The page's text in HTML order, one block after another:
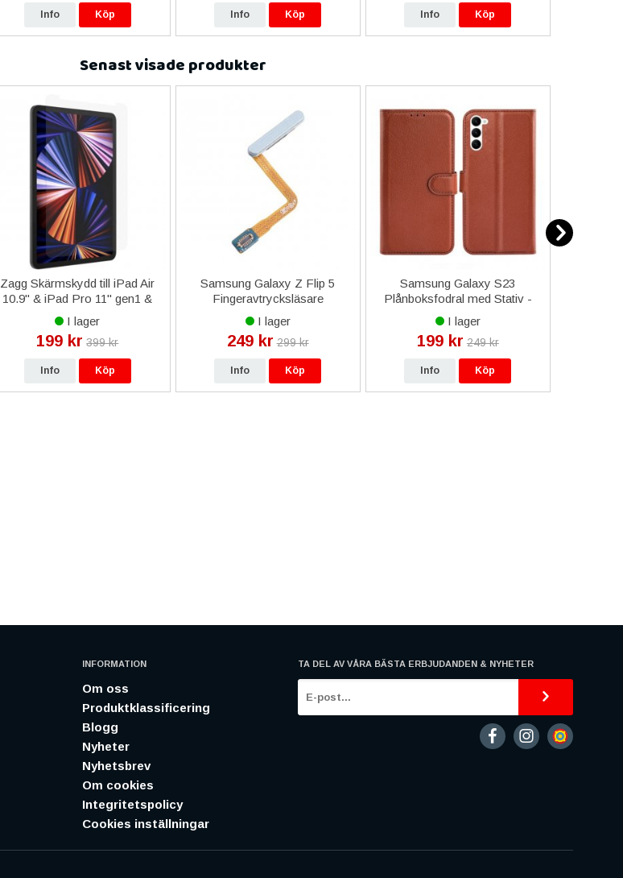
Info Köp Info Köp Info Köp
Senast visade produkter
Zagg Skärmskydd till iPad Air
10.9" & iPad Pro 11" gen1 &
gen2 Glass Elite+
I lager
199 kr 399 kr
Info Köp
Samsung Galaxy Z Flip 5
Fingeravtrycksläsare
Flexkabel OEM - Guld
I lager
249 kr 299 kr
Info Köp
Samsung Galaxy S23
Plånboksfodral med Stativ -
Brun
I lager
199 kr 249 kr
Info Köp
INFORMATION
Om oss
Produktklassificering
Blogg
Nyheter
Nyhetsbrev
Om cookies
Integritetspolicy
Cookies inställningar
TA DEL AV VÅRA BÄSTA ERBJUDANDEN & NYHETER